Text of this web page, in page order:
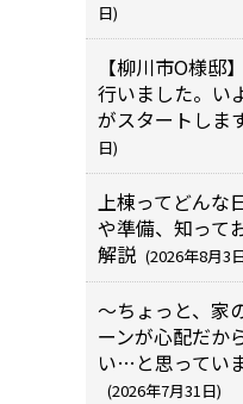
日)
【柳川市O様邸
行いました。い
がスタートしま
日)
上棟ってどんな
や準備、知って
解説 (2026年8月3
～ちょっと、家
ーンが心配だか
い…と思ってい
(2026年7月31日)